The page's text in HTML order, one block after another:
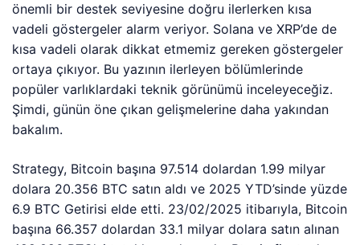
önemli bir destek seviyesine doğru ilerlerken kısa
vadeli göstergeler alarm veriyor. Solana ve XRP’de de
kısa vadeli olarak dikkat etmemiz gereken göstergeler
ortaya çıkıyor. Bu yazının ilerleyen bölümlerinde
popüler varlıklardaki teknik görünümü inceleyeceğiz.
Şimdi, günün öne çıkan gelişmelerine daha yakından
bakalım.
Strategy, Bitcoin başına 97.514 dolardan 1.99 milyar
dolara 20.356 BTC satın aldı ve 2025 YTD’sinde yüzde
6.9 BTC Getirisi elde etti. 23/02/2025 itibarıyla, Bitcoin
başına 66.357 dolardan 33.1 milyar dolara satın alınan